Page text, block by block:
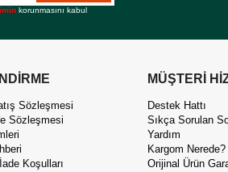
korunmasını kabul
Sözleşmesi
Sözleşmesi
Koşulları
MÜŞTERİ
Destek Hattı
Sıkça Sorulan
Yardım
Kargom Nerede?
Orijinal Ürün